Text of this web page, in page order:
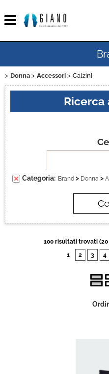
Donna Accessori Calzini
Ricerca
Categoria: Brand > Donna >
100 risultati trovati
1
2 3 4